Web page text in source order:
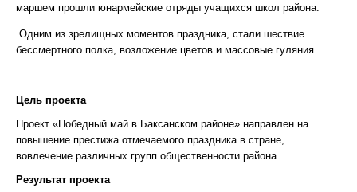
маршем прошли юнармейские отряды учащихся школ района.
Одним из зрелищных моментов праздника, стали шествие
бессмертного полка, возложение цветов и массовые гуляния.
Цель проекта
Проект «Победный май в Баксанском районе» направлен на
повышение престижа отмечаемого праздника в стране,
вовлечение различных групп общественности района.
Результат проекта